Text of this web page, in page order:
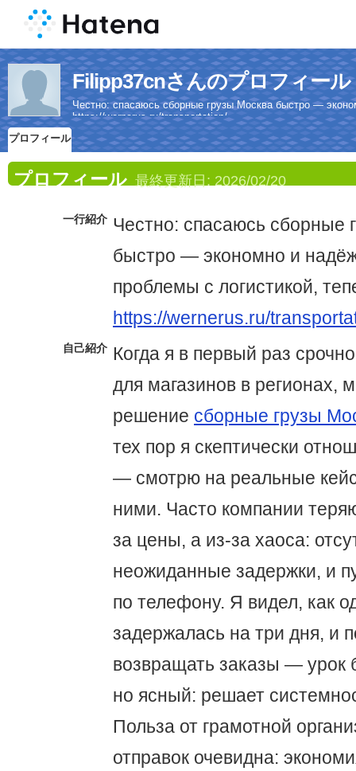
Filipp37cnさんのプロフィール
Честно: спасаюсь сборные грузы Москва быстро —
https://wernerus.ru/transportation/
プロフィール
プロフィール 最終更新日: 2026/02/20
一行紹介 Честно: спасаюсь сборные
быстро — экономно и
проблемы с логистикой,
https://wernerus.ru/
自己紹介 Когда я в первый раз
для магазинов в регионах,
решение сборные грузы
тех пор я скептически
— смотрю на реальные
ними. Часто компании
за цены, а из-за хаоса:
неожиданные задержки, и
по телефону. Я видел, как
задержалась на три дня, и
возвращать заказы — урок
но ясный: решает
Польза от грамотной
отправок очевидна: